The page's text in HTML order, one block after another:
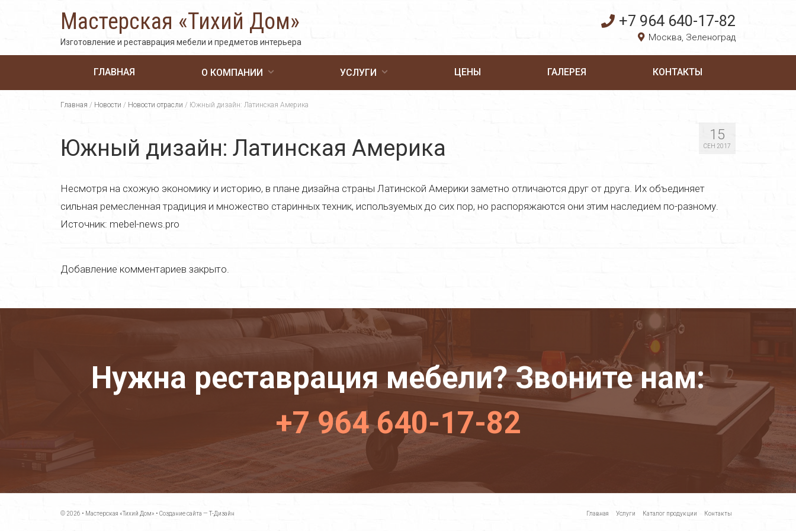
Мастерская «Тихий Дом»
Изготовление и реставрация мебели и предметов интерьера
+7 964 640-17-82
Москва, Зеленоград
ГЛАВНАЯ О КОМПАНИИ УСЛУГИ ЦЕНЫ ГАЛЕРЕЯ КОНТАКТЫ
Главная / Новости / Новости отрасли / Южный дизайн: Латинская Америка
15
СЕН 2017
Южный дизайн: Латинская Америка
Несмотря на схожую экономику и историю, в плане дизайна страны Латинской Америки заметно отличаются друг от друга. Их объединяет
сильная ремесленная традиция и множество старинных техник, используемых до сих пор, но распоряжаются они этим наследием по-разному.
Источник: mebel-news.pro
Добавление комментариев закрыто.
Нужна реставрация мебели? Звоните нам:
+7 964 640-17-82
Главная Услуги Каталог продукции Контакты
© 2026 • Мастерская «Тихий Дом» • Создание сайта — Т-Дизайн